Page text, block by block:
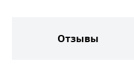
Отзывы